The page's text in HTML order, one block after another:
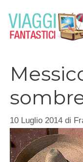
contenuto
10 Luglio 2014 di